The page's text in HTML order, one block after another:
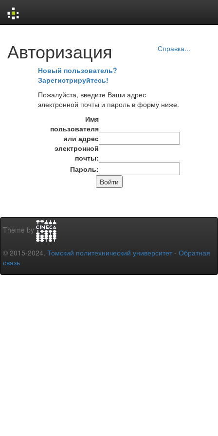
navigation
Авторизация Справка...
Новый пользователь?
Зарегистрируйтесь!
Пожалуйста, введите Ваши адрес
электронной почты и пароль в форму ниже.
Имя
пользователя
или адрес
электронной
почты:
Пароль:
Theme by
© 2015-2024, Томский политехнический университет - Обратная
связь